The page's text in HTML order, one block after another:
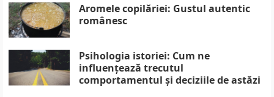
Aromele copilăriei: Gustul autentic
românesc
Psihologia istoriei: Cum ne
influențează trecutul
comportamentul și deciziile de astăzi